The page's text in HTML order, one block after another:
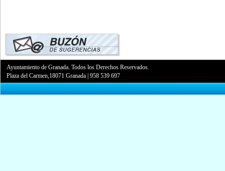
Ayuntamiento de Granada. Todos los Derechos Reservados.
Plaza del Carmen,18071 Granada |958 539 697